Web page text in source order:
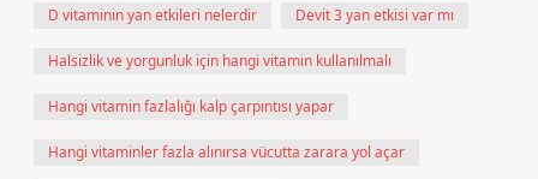
D vitaminin yan etkileri nelerdir Devit 3 yan etkisi var mı
Halsizlik ve yorgunluk için hangi vitamin kullanılmalı
Hangi vitamin fazlalığı kalp çarpıntısı yapar
Hangi vitaminler fazla alınırsa vücutta zarara yol açar